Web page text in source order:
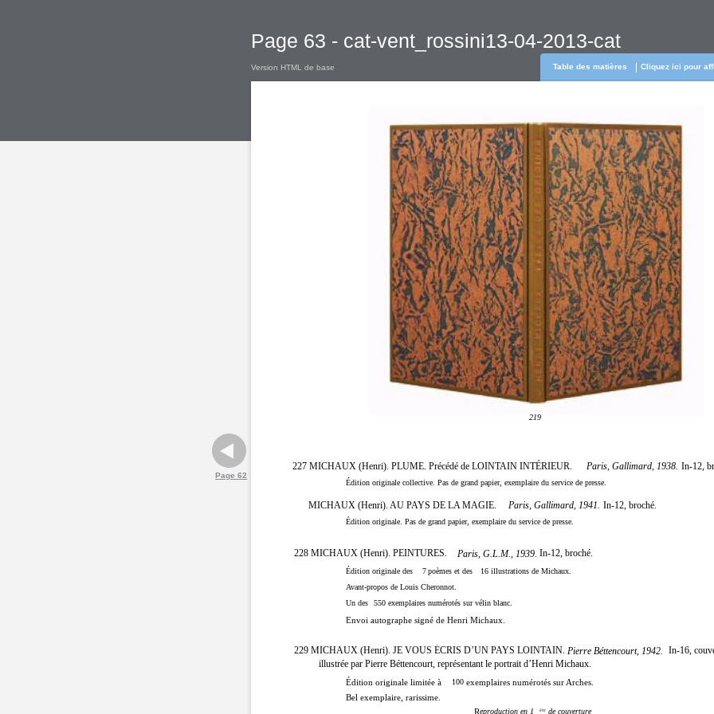
Page 63 - cat-vent_rossini13-04-2013-cat
Version HTML de base Cliquez ici pour
Table des matières
Page 62
227 MICHAUX (Henri). PLUME. Précédé de LOINTAIN INTÉRIEUR. Paris, Gallimard, 1938. In-12,
Édition originale collective. Pas de grand papier, exemplaire du service de presse.
MICHAUX (Henri). AU PAYS DE LA MAGIE. Paris, Gallimard, 1941. In-12, broché.
Édition originale. Pas de grand papier, exemplaire du service de presse.
228 MICHAUX (Henri). PEINTURES. Paris, G.L.M., 1939. In-12, broché.
Édition originale des 7 poèmes et des 16 illustrations de Michaux.
Avant-propos de Louis Cheronnot.
Un des
550 exemplaires numérotés sur vélin blanc.
Envoi autographe signé de Henri Michaux.
229 MICHAUX (Henri). JE VOUS ÉCRIS D’UN PAYS LOINTAIN. Pierre Béttencourt, 1942. In-16,
illustrée par Pierre Béttencourt, représentant le portrait d’Henri Michaux.
Édition originale limitée à 100 exemplaires numérotés sur Arches.
Bel exemplaire, rarissime.
Reproduction en 1 ère de couverture
219